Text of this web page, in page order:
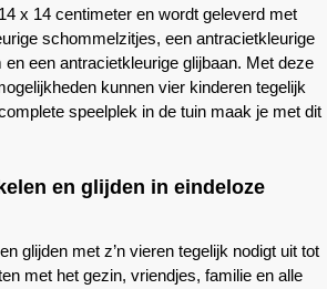
x 14 centimeter en wordt geleverd met
schommelzitjes, een antracietkleurige
een antracietkleurige glijbaan. Met deze
kunnen vier kinderen tegelijk
speelplek in de tuin maak je met dit
en glijden in eindeloze
glijden met z’n vieren tegelijk nodigt uit tot
met het gezin, vriendjes, familie en alle